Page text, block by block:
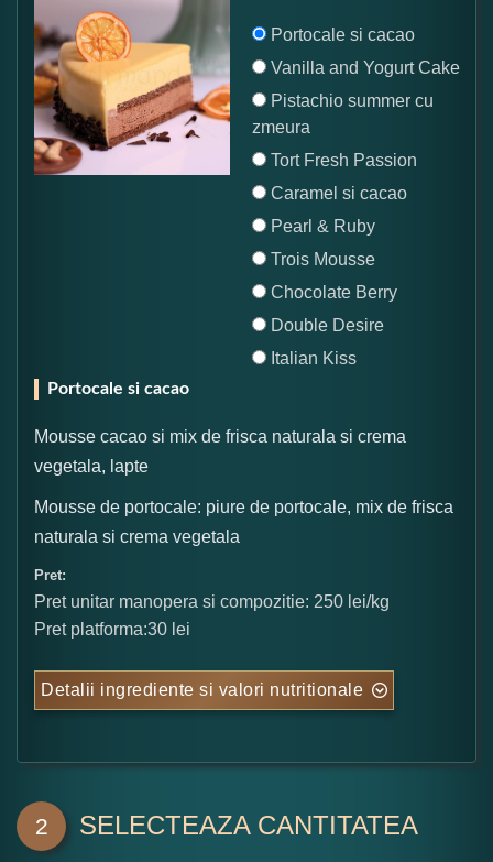
Portocale si cacao
Vanilla and Yogurt Cake
Pistachio summer cu
zmeura
Tort Fresh Passion
Caramel si cacao
Pearl & Ruby
Trois Mousse
Chocolate Berry
Double Desire
Italian Kiss
Portocale si cacao
Mousse cacao si mix de frisca naturala si crema
vegetala, lapte
Mousse de portocale: piure de portocale, mix de frisca
naturala si crema vegetala
Pret:
Pret unitar manopera si compozitie: 250 lei/kg
Pret platforma:30 lei
Detalii ingrediente si valori nutritionale
2 SELECTEAZA CANTITATEA